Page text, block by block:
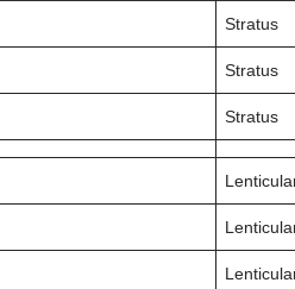
Stratus
Stratus
Stratus